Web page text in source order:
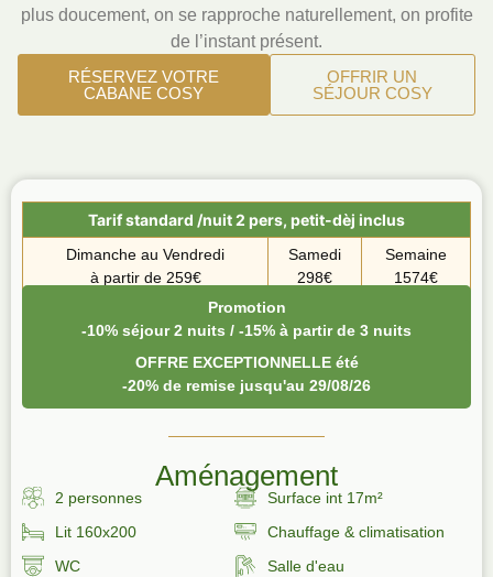
plus doucement, on se rapproche naturellement, on profite
de l’instant présent.
RÉSERVEZ VOTRE
CABANE COSY
OFFRIR UN
SÉJOUR COSY
Tarif standard /nuit 2 pers, petit-dèj inclus
Dimanche au Vendredi
à partir de 259€
Samedi
298€
Semaine
1574€
Promotion
-10% séjour 2 nuits / -15% à partir de 3 nuits
OFFRE EXCEPTIONNELLE été
-20% de remise jusqu'au 29/08/26
Aménagement
2 personnes
Lit 160x200
WC
Surface int 17m²
Chauffage & climatisation
Salle d'eau